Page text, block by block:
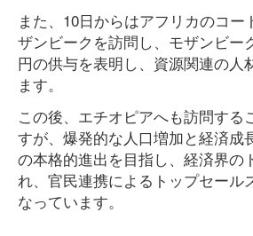
また、10日からはアフリカのコー
ザンビークを訪問し、モザンビー
円の供与を表明し、資源関連の人
ます。
この後、エチオピアへも訪問する
すが、爆発的な人口増加と経済成
の本格的進出を目指し、経済界の
れ、官民連携によるトップセール
なっています。